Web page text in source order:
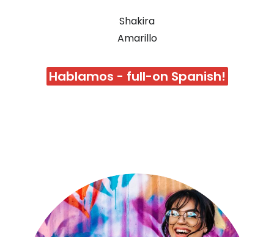
Shakira
Amarillo
Hablamos - full-on Spanish!